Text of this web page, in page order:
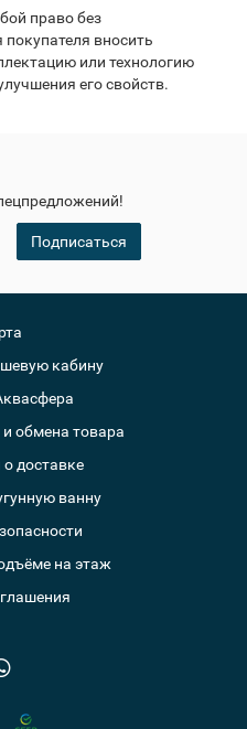
право без
вносить
или технологию
его свойств.
Подписаться
кабину
обмена товара
доставке
ванну
на этаж